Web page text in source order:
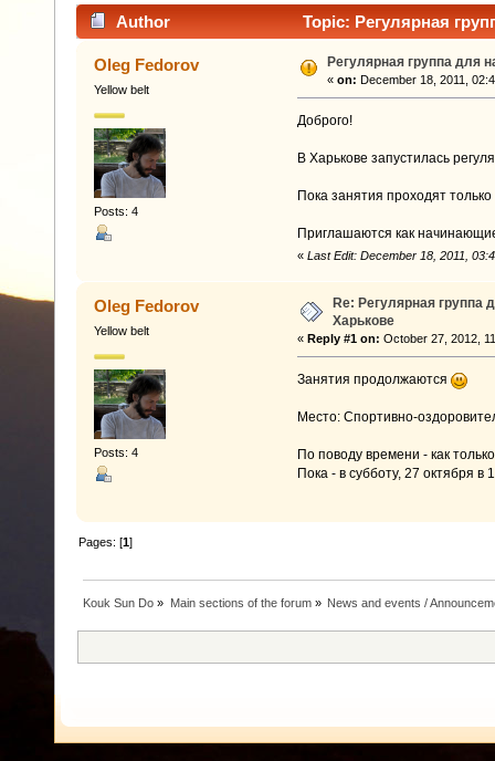
Author Topic: Регулярная
Oleg Fedorov
Yellow belt
Posts: 4
Регулярная группа для
« on: December 18, 2011,
Доброго!
В Харькове запустилась
Пока занятия проходят
Приглашаются как
« Last Edit: December 18, 2011,
Oleg Fedorov
Yellow belt
Posts: 4
Re: Регулярная группа
Харькове
« Reply #1 on: October 27, 2012,
Занятия продолжаются
Место: Спортивно-
По поводу времени - как
Пока - в субботу, 27 октября
Pages: [1]
Kouk Sun Do » Main sections of the forum» News and events /